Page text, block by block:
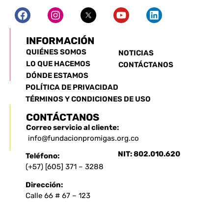
INFORMACIÓN
QUIÉNES SOMOS
LO QUE HACEMOS
DÓNDE ESTAMOS
NOTICIAS
CONTÁCTANOS
POLÍTICA DE PRIVACIDAD
TÉRMINOS Y CONDICIONES DE USO
CONTÁCTANOS
Correo servicio al cliente:
info@fundacionpromigas.org.co
Teléfono:
(+57) [605] 371 – 3288
Dirección:
Calle 66 # 67 – 123
NIT: 802.010.620